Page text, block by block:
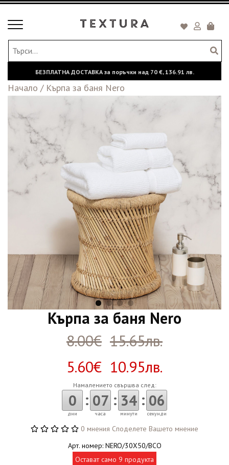
Toggle
БЕЗПЛАТНА ДОСТАВКА за поръчки над 70 €,136.91 лв.
Начало / Кърпа за баня Nero
Кърпа за баня Nero
8.00€ 15.65лв.
5.60€ 10.95лв.
Намалението свършва след:
0
дни
: 07
часа
: 34
минути
: 05
секунди
0 мнения Споделете Вашето мнение
Арт. номер: NERO/30X50/BCO
Остават само 9 продукта